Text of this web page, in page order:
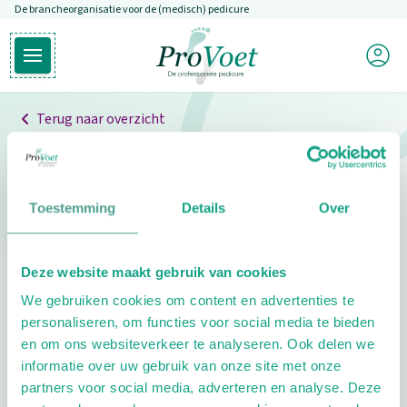
Toestemming Details Over
Deze website maakt gebruik van cookies
We gebruiken cookies om content en advertenties te
personaliseren, om functies voor social media te bieden
en om ons websiteverkeer te analyseren. Ook delen we
informatie over uw gebruik van onze site met onze
partners voor social media, adverteren en analyse. Deze
Overslaan en naar de inhoud gaan
De brancheorganisatie voor de (medisch) pedicure
Open hoofdmenu
Ga naar de homepagina
Mijn
Terug naar overzicht
Professionals
Pedicure niet gevonden
pedicure.